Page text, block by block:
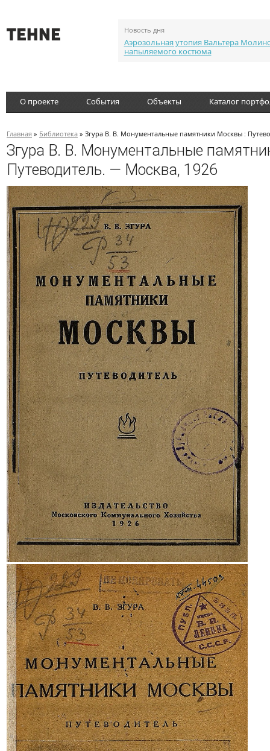
Новость дня
Аэрозольная утопия Вальтера
напыляемого костюма
О проекте События Объекты Каталог
Главная » Библиотека » Згура В. В. Монументальные памятники Москвы :
Згура В. В. Монументальные
Путеводитель. — Москва, 1926